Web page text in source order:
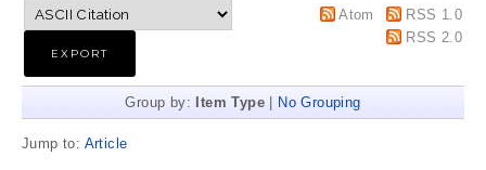
Atom
RSS 1.0
RSS 2.0
Group by: Item Type No Grouping
Jump to: Article